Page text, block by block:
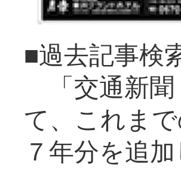
■過去記事検
「交通新
て、これま
７年分を追